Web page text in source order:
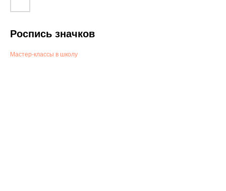
Роспись значков
Мастер-классы в школу